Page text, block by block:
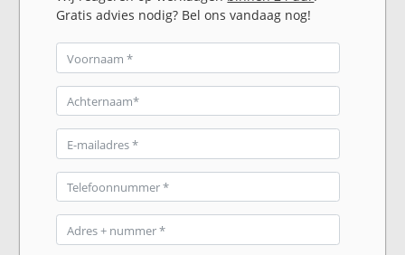
Gratis advies nodig? Bel ons vandaag nog!